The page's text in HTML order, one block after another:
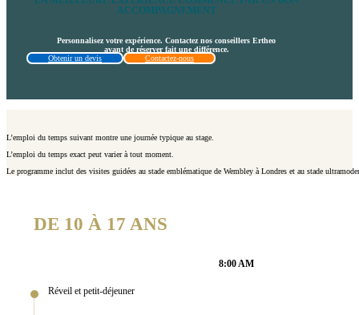
ACCOMPAGNEMENT
Personnalisez votre expérience. Contactez nos conseillers Ertheo
avant de réserver fait une différence.
Obtenir un devis
Contactez-nous
L’emploi du temps suivant montre une journée typique au stage.
L’emploi du temps exact peut varier à tout moment.
Le programme inclut des visites guidées au stade emblématique de Wembley à Londres et au stade
DE 10 À 17 ANS
8:00 AM
Réveil et petit-déjeuner